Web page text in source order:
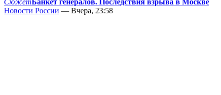
Сюжет Банкет генералов. Последствия взрыва в Москве
Новости России — Вчера, 23:58